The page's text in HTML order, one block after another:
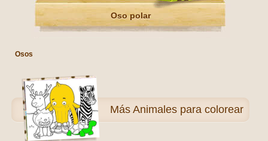
Oso polar
Osos
MásAnimales para colorear